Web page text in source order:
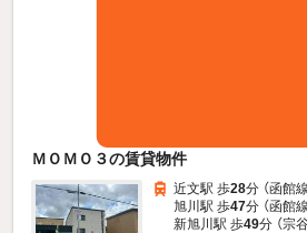
ＭＯＭＯ３の賃貸物件
近文駅 歩28分 （函館線
旭川駅 歩47分 （函館線
新旭川駅 歩49分 （宗